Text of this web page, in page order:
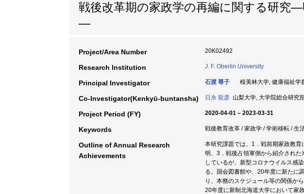
戦後改革期の家政学の再編に関する研究
―
Project/Area Number 20K02492
Research Institution J. F. Oberlin University
Principal Investigator 石渡 尊子 桜美林大学, 健康福祉学
Co-Investigator(Kenkyū-buntansha) 日永 龍彦 山梨大学, 大学院総合研究
Project Period (FY) 2020-04-01 – 2023-03-31
Keywords 戦後教育改革 / 家政学 / 学術移転 / 生
Outline of Annual Research
Achievements
本研究課題では、1．戦前期家政教
明、3．戦後占領軍側から紹介され
しているが、新型コロナウイルス感
る。国会図書館や、20年度に新たに
り、本務のスケジュール等の関係か
20年度に新制北海道大学において